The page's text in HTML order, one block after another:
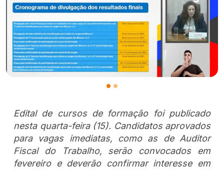
Edital de cursos de formação foi publicado
nesta quarta-feira (15). Candidatos aprovados
para vagas imediatas, como as de Auditor
Fiscal do Trabalho, serão convocados em
fevereiro e deverão confirmar interesse em